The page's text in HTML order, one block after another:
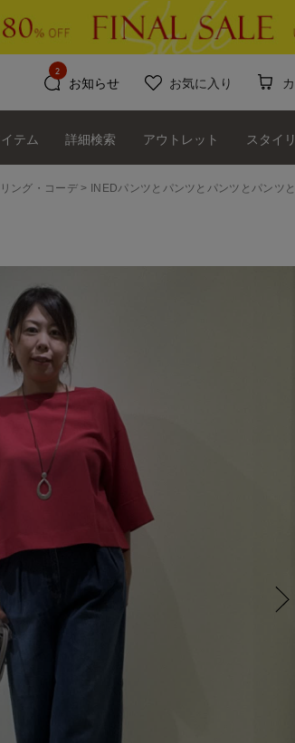
お知らせ
2
お気に入り
テム 詳細検索 アウトレット スタイ
ング・コーデ INEDパンツとパンツとパンツとパンツ